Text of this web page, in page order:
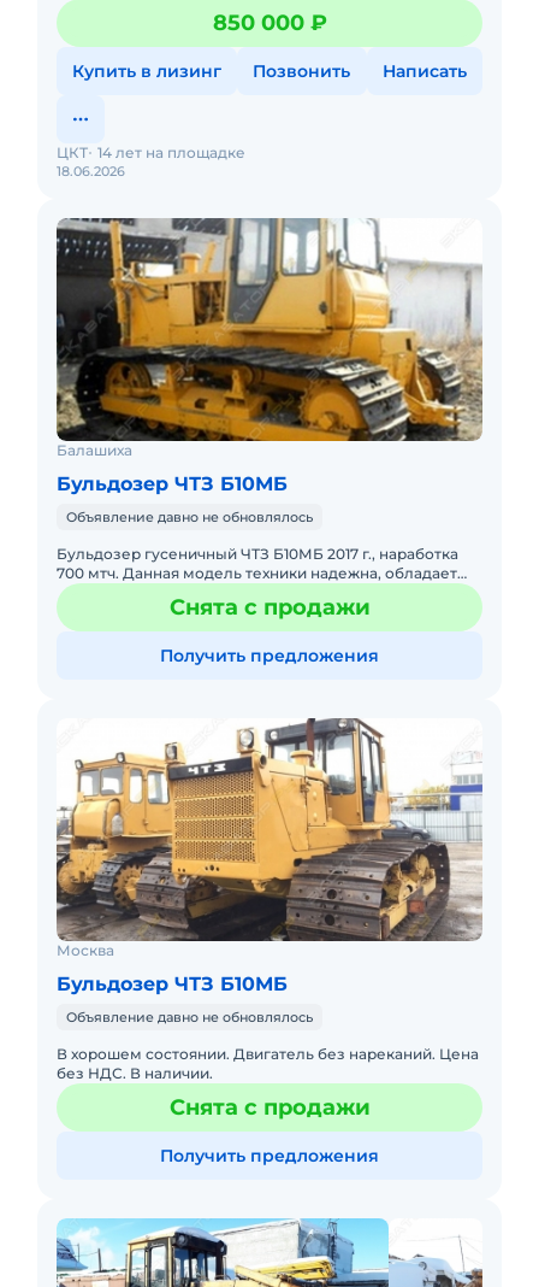
850 000 ₽
Купить в лизинг Позвонить Написать
18.06.2026
ЦКТ 14 лет на площадке
Балашиха
Бульдозер ЧТЗ Б10МБ
Объявление давно не обновлялось
Бульдозер гусеничный ЧТЗ Б10МБ 2017 г., наработка
700 мтч. Данная модель техники надежна, обладает
выдающимися рабочими параметрами. Основное
предназначение – рСнята с продажи
Получить предложения
Москва
Бульдозер ЧТЗ Б10МБ
Объявление давно не обновлялось
В хорошем состоянии. Двигатель без нареканий. Цена
без НДС. В наличии.
Снята с продажи
Получить предложения